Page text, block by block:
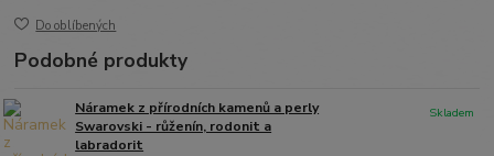
Do oblíbených
Podobné produkty
Náramek z přírodních kamenů a perly
Swarovski - růženín, rodonit a
labradorit
Skladem